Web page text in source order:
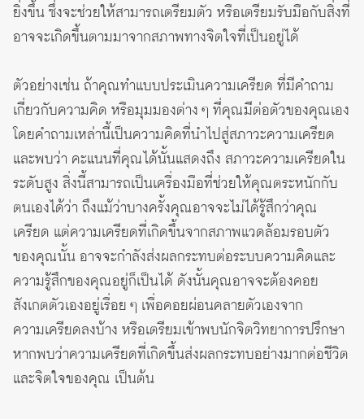
ยิ่งขึ้น ซึ่งจะช่วยให้สามารถเตรียมตัว หรือเตรียมรับมือกับสิ่งที่
อาจจะเกิดขึ้นตามมาจากสภาพทางจิตใจที่เป็นอยู่ได้
ตัวอย่างเช่น ถ้าคุณทำแบบประเมินความเครียด ที่มีคำถาม
เกี่ยวกับความคิด หรือมุมมองต่าง ๆ ที่คุณมีต่อตัวของคุณเอง
โดยคำถามเหล่านี้เป็นความคิดที่นำไปสู่สภาวะความเครียด
และพบว่า คะแนนที่คุณได้นั้นแสดงถึง สภาวะความเครียดใน
ระดับสูง สิ่งนี้สามารถเป็นเครื่องมือที่ช่วยให้คุณตระหนักกับ
ตนเองได้ว่า ถึงแม้ว่าบางครั้งคุณอาจจะไม่ได้รู้สึกว่าคุณ
เครียด แต่ความเครียดที่เกิดขึ้นจากสภาพแวดล้อมรอบตัว
ของคุณนั้น อาจจะกำลังส่งผลกระทบต่อระบบความคิดและ
ความรู้สึกของคุณอยู่ก็เป็นได้ ดังนั้นคุณอาจจะต้องคอย
สังเกตตัวเองอยู่เรื่อย ๆ เพื่อคอยผ่อนคลายตัวเองจาก
ความเครียดลงบ้าง หรือเตรียมเข้าพบนักจิตวิทยาการปรึกษา
หากพบว่าความเครียดที่เกิดขึ้นส่งผลกระทบอย่างมากต่อชีวิต
และจิตใจของคุณ เป็นต้น